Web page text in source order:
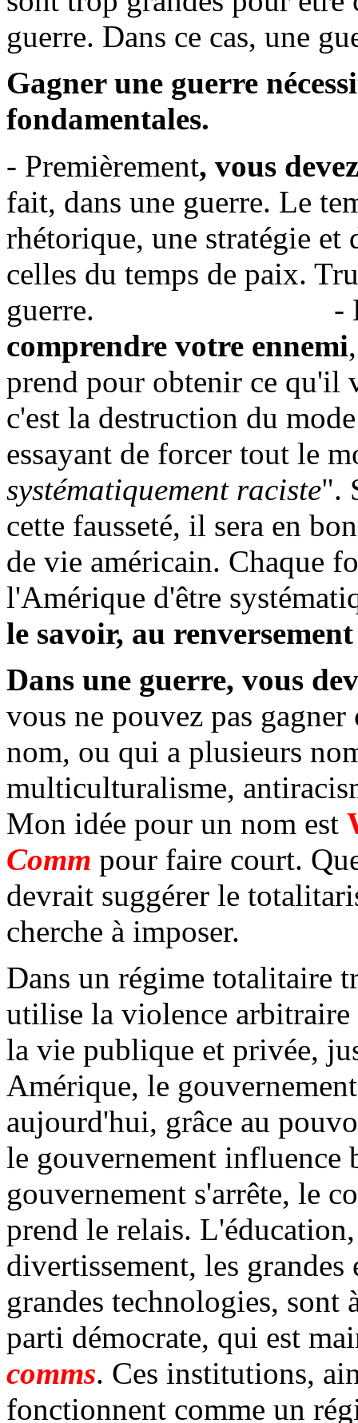
guerre. Dans ce cas, une
Gagner une guerre
fondamentales.
- Premièrement, vous
fait, dans une guerre. Le
rhétorique, une stratégie et
celles du temps de paix.
guerre.
-
comprendre votre ennemi
prend pour obtenir ce qu'il
c'est la destruction du
essayant de forcer tout le
systématiquement raciste".
cette fausseté, il sera en
de vie américain. Chaque
l'Amérique d'être
le savoir, au
Dans une guerre, vous
vous ne pouvez pas
nom, ou qui a plusieurs
multiculturalisme,
Mon idée pour un nom est
Comm pour faire court.
devrait suggérer le
cherche à imposer.
Dans un régime totalitaire
utilise la violence arbitraire
la vie publique et privée,
Amérique, le
aujourd'hui, grâce au
le gouvernement influence
gouvernement s'arrête, le
prend le relais.
divertissement, les
grandes technologies, sont
parti démocrate, qui est
comms. Ces institutions,
fonctionnent comme un